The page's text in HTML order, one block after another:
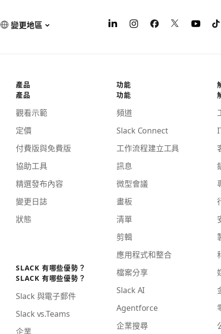
變更地區
產品
產品
觀看示範
定價
付費版與免費版
協助工具
精選發布內容
變更日誌
狀態
SLACK 有哪些優勢？
SLACK 有哪些優勢？
Slack 與電子郵件
Slack vs.Teams
企業
功能
功能
頻道
Slack Connect
工作流程建立工具
訊息
微型會議
畫板
清單
剪輯
應用程式和整合
檔案分享
Slack AI
Agentforce
企業搜尋